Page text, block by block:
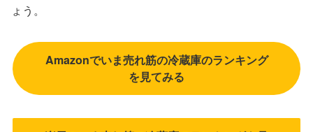
ょう。
Amazonでいま売れ筋の冷蔵庫のランキング
を見てみる